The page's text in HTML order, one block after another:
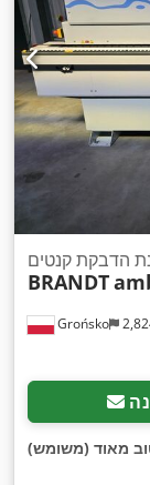
Grońsko
הדבקת קנטים
BRANDT
מאוד (משומש)